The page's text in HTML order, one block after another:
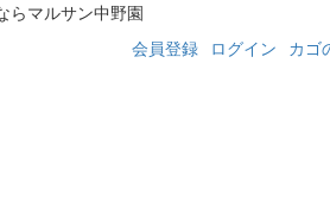
らマルサン中野園
会員登録 ログイン カゴ